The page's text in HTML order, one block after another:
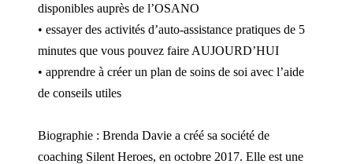
disponibles auprès de l’OSANO
• essayer des activités d’auto-assistance pratiques de 5
minutes que vous pouvez faire AUJOURD’HUI
• apprendre à créer un plan de soins de soi avec l’aide
de conseils utiles
Biographie : Brenda Davie a créé sa société de
coaching Silent Heroes, en octobre 2017. Elle est une